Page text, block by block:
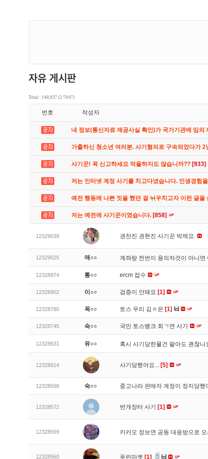
Total : 140,937 (2/7047)
번호 작성자
내 정보(통신자료 제공사실 확인)가 국가기관에 임의
가출하신 청소년 여러분. 사기혐의로 구속되었다가
사기꾼! 꼭 신고하세요 억울하지도 않습니까?? [933]
저는 인터넷 계정 사기를 치고다녔습니다. 인생경험
예전 행동에 나쁜 짓을 했던 걸 뉘우치고자 이런 글을
저는 예전에 사기꾼이였습니다. [858]
12329039 권찬진 권현진 사기꾼 박제요.
12329025 애○○ 계좌랑 전번이 용의자것이 아니면
12328974 통○○ ercm 접수
12328902 이○○ 검증이 안돼요 [1]
12328780 꼭○○ 토스 우리 김ㅎ은 [1]
12328745 숙○○ 국민 토스뱅크 최ㄱ연 사기
12328631 유○○ 혹시 사기당한물건 팔아도 괜찮나
12328614 사기당했어요... [5]
12328598 숙○○ 중고나라 판매자 계정이 정지당했
12328572 번개장터 사기 [1]
12328569 카카오 정보연 공동 대응방으로 오
12328560 푸린마켓 [1]